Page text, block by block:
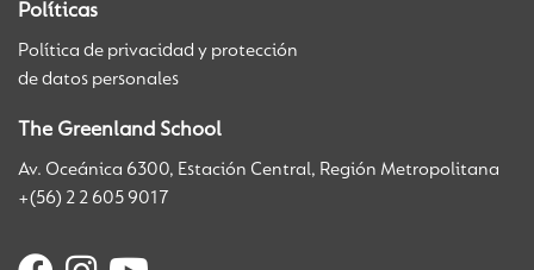
Políticas
Política de privacidad y protección
de datos personales
The Greenland School
Av. Oceánica 6300, Estación Central, Región Metropolitana
+(56) 2 2 605 9017